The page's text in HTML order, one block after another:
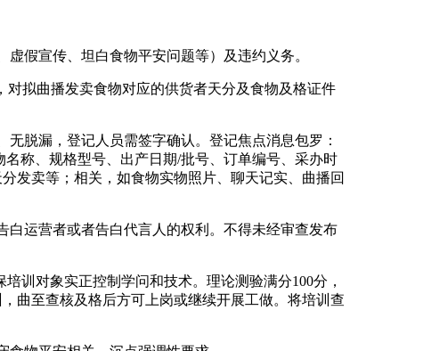
假宣传、坦白食物平安问题等）及违约义务。
拟曲播发卖食物对应的供货者天分及食物及格证件
脱漏，登记人员需签字确认。登记焦点消息包罗：
称、规格型号、出产日期/批号、订单编号、采办时
发卖等；相关，如食物实物照片、聊天记实、曲播回
运营者或者告白代言人的权利。不得未经审查发布
对象实正控制学问和技术。理论测验满分100分，
曲至查核及格后方可上岗或继续开展工做。将培训查